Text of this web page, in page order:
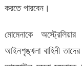
করতে পারবেন।
মোমেনাকে
আইনশৃঙ্খলা বাহিনী